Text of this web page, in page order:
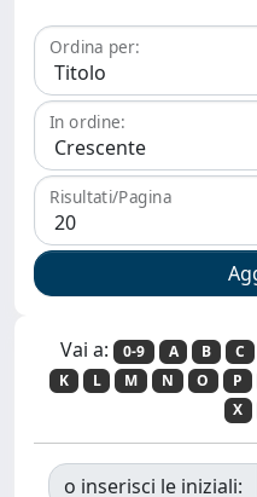
Ordina per:
In ordine:
Risultati/Pagina
Vai a: 0-9 A B C
K
L M N O P
X
o inserisci le iniziali: